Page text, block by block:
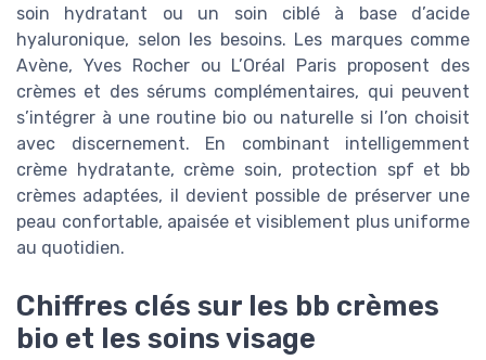
soin hydratant ou un soin ciblé à base d’acide
hyaluronique, selon les besoins. Les marques comme
Avène, Yves Rocher ou L’Oréal Paris proposent des
crèmes et des sérums complémentaires, qui peuvent
s’intégrer à une routine bio ou naturelle si l’on choisit
avec discernement. En combinant intelligemment
crème hydratante, crème soin, protection spf et bb
crèmes adaptées, il devient possible de préserver une
peau confortable, apaisée et visiblement plus uniforme
au quotidien.
Chiffres clés sur les bb crèmes
bio et les soins visage